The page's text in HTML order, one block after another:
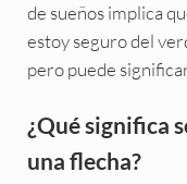
de sueños implica
estoy seguro del
pero puede
¿Qué significa
una flecha?